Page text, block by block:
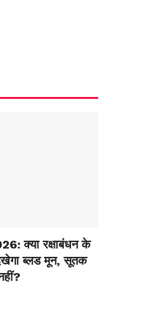
क्या रक्षाबंधन के
ब्लड मून, सूतक